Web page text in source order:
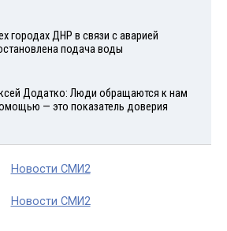
городах ДНР в связи с аварией
подача воды
Додатко: Люди обращаются к нам
— это показатель доверия
Новости СМИ2
Новости СМИ2